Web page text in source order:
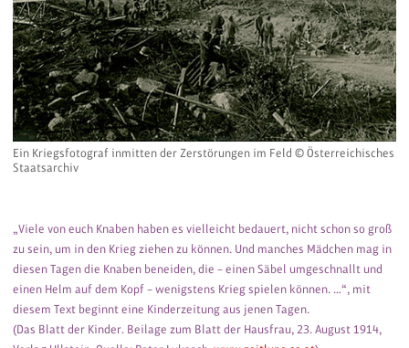
Ein Kriegsfotograf inmitten der Zerstörungen im Feld © Österreichisches
Staatsarchiv
„Viele von euch Knaben haben es vielleicht bedauert, nicht schon so groß
zu sein, um in den Krieg ziehen zu können. Und manches Mädchen mag in
diesen Tagen die Knaben beneiden, die – einen Säbel umgeschnallt und
einen Helm auf dem Kopf – wenigstens Krieg spielen können. …“, mit
diesem Text beginnt eine Kinderzeitung aus jenen Tagen.
(Das Blatt der Kinder. Beilage zum Blatt der Hausfrau, 23. August 1914,